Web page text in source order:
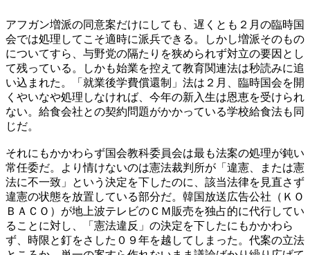
アフガン増派の同意案だけにしても、遅くとも２月の臨時国
会では処理してこそ適時に派兵できる。しかし増派そのもの
についてすら、与野党の隔たりを狭められず対立の要因とし
て残っている。しかも始業を控えて教育関連法は秒読みに追
い込まれた。「就業後学費償還制」法は２月、臨時国会を開
くやいなや処理しなければ、今年の新入生は恩恵を受けられ
ない。給食会社との契約問題がかかっている学校給食法も同
じだ。
それにもかかわらず国会教科委員会は最も法案の処理が鈍い
常任委だ。より情けないのは憲法裁判所が「違憲、または憲
法に不一致」という決定を下したのに、該当法律を見直さず
違憲の状態を放置している部分だ。韓国放送広告公社（ＫＯ
ＢＡＣＯ）が地上波テレビのＣＭ販売を独占的に代行してい
ることに対し、「憲法違反」の決定を下したにもかかわら
ず、時限と釘をさした０９年を越してしまった。代案の立法